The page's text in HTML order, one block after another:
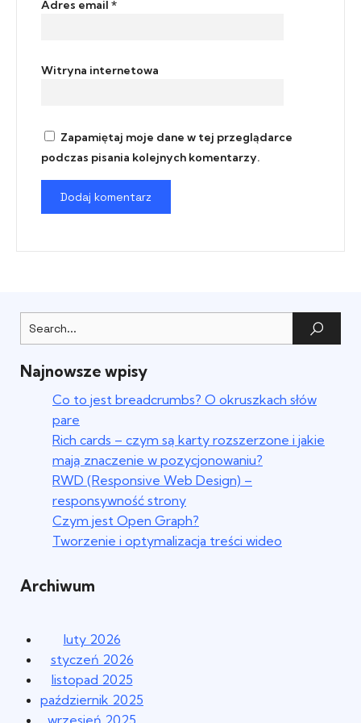
Adres email *
Witryna internetowa
Zapamiętaj moje dane w tej przeglądarce
podczas pisania kolejnych komentarzy.
Najnowsze wpisy
Co to jest breadcrumbs? O okruszkach słów
pare
Rich cards – czym są karty rozszerzone i jakie
mają znaczenie w pozycjonowaniu?
RWD (Responsive Web Design) –
responsywność strony
Czym jest Open Graph?
Tworzenie i optymalizacja treści wideo
Archiwum
luty 2026
styczeń 2026
listopad 2025
październik 2025